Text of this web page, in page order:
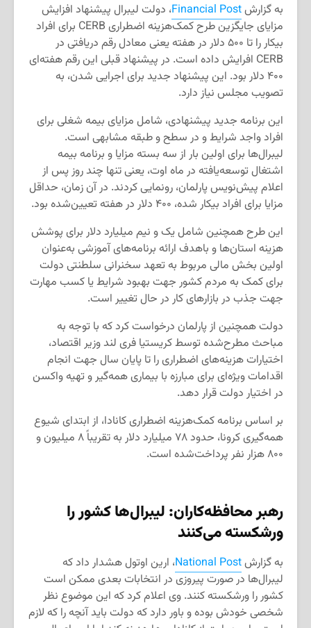
به گزارشFinancial Post، دولت لیبرال پیشنهاد افزایش
مزایای جایگزین طرح کمک‌هزینه اضطراری CERB برای افراد
بیکار را تا ۵۰۰ دلار در هفته یعنی معادل رقم دریافتی در
CERB افرایش داده است. در پیشنهاد قبلی این رقم هفته‌ای
۴۰۰ دلار بود. این پیشنهاد جدید برای اجرایی شدن، به
تصویب مجلس نیاز دارد.
این برنامه جدید پیشنهادی، شامل مزایای بیمه شغلی برای
افراد واجد شرایط و در سطح و طبقه مشابهی است.
لیبرال‌ها برای اولین بار از سه بسته مزایا و برنامه بیمه
اشتغال توسعه‌یافته در ماه اوت، یعنی تنها چند روز پس از
اعلام پیش‌نویس پارلمان، رونمایی کردند. در آن زمان، حداقل
مزایا برای افراد بیکار شده، ۴۰۰ دلار در هفته تعیین‌شده بود.
این طرح همچنین شامل یک و نیم میلیارد دلار برای پوشش
هزینه استان‌ها و باهدف ارائه برنامه‌های آموزشی به‌عنوان
اولین بخش مالی مربوط به تعهد سخنرانی سلطنتی دولت
برای کمک به مردم کشور جهت بهبود شرایط یا کسب مهارت
جهت جذب در بازارهای کار در حال تغییر است.
دولت همچنین از پارلمان درخواست کرد که با توجه به
مباحث مطرح‌شده توسط کریستیا فری لند وزیر اقتصاد،
اختیارات هزینه‌های اضطراری را تا پایان سال جهت انجام
اقدامات ویژه‌ای برای مبارزه با بیماری همه‌گیر و تهیه واکسن
در اختیار دولت قرار دهد.
بر اساس برنامه کمک‌هزینه اضطراری کانادا، از ابتدای شیوع
همه‌گیری کرونا، حدود ۷۸ میلیارد دلار به تقریباً ۸ میلیون و
۸۰۰ هزار نفر پرداخت‌شده است.
رهبر محافظه‌کاران: لیبرال‌ها کشور را
ورشکسته می‌کنند
به گزارشNational Post، ارین اوتول هشدار داد که
لیبرال‌ها در صورت پیروزی در انتخابات بعدی ممکن است
کشور را ورشکسته کنند. وی اعلام کرد که این موضوع نظر
شخصی خودش بوده و باور دارد که دولت باید آنچه را که لازم